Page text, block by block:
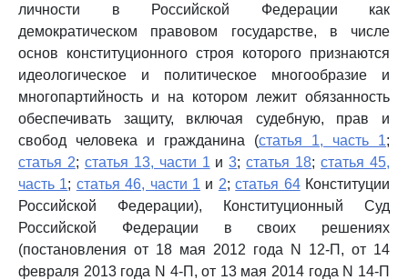
личности в Российской Федерации как
демократическом правовом государстве, в числе
основ конституционного строя которого признаются
идеологическое и политическое многообразие и
многопартийность и на котором лежит обязанность
обеспечивать защиту, включая судебную, прав и
свобод человека и гражданина (статья 1, часть 1;
статья 2; статья 13, части 1 и3;статья 18;статья 45,
часть 1; статья 46, части 1 и 2;статья 64Конституции
Российской Федерации), Конституционный Суд
Российской Федерации в своих решениях
(постановления от 18 мая 2012 года N 12-П, от 14
февраля 2013 года N 4-П, от 13 мая 2014 года N 14-П